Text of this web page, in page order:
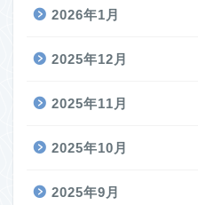
2026年1月
2025年12月
2025年11月
2025年10月
2025年9月